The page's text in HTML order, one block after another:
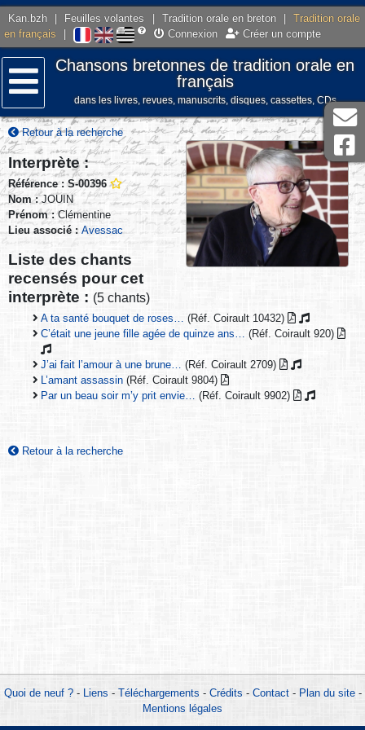
Kan.bzh Feuilles volantes Tradition orale en breton
Tradition orale
en français
Connexion Créer un compte
Menu
Chansons bretonnes de tradition orale en
français
dans les livres, revues, manuscrits, disques, cassettes, CDs
Retour à la recherche
Interprète :
Référence : S-00396
Nom :JOUIN
Prénom :Clémentine
Lieu associé : Avessac
Liste des chants
recensés pour cet
interprète : (5 chants)
A ta santé bouquet de roses… (Réf. Coirault 10432)
C’était une jeune fille agée de quinze ans… (Réf. Coirault 920)
J’ai fait l’amour à une brune… (Réf. Coirault 2709)
L’amant assassin (Réf. Coirault 9804)
Par un beau soir m’y prit envie… (Réf. Coirault 9902)
Retour à la recherche
Quoi de neuf ?- Liens - Téléchargements - Crédits - Contact- Plan du site-
Mentions légales